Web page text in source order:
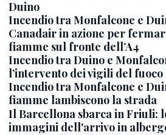
Duino
Incendio tra Monfalcone e
Canadair in azione per
fiamme sul fronte dell’A4
Incendio tra Duino e
l’intervento dei vigili del fuoco
Incendio tra Monfalcone e
fiamme lambiscono la strada
Il Barcellona sbarca in Friuli:
immagini dell'arrivo in